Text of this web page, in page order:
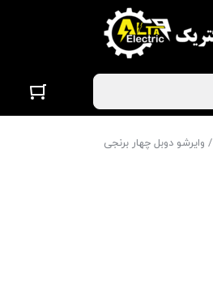
/ وایرشو دوبل چهار برنجی